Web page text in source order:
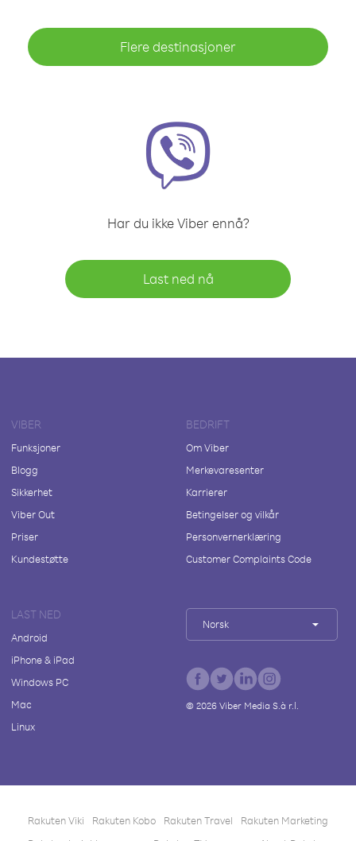
Flere destinasjoner
Har du ikke Viber ennå?
Last ned nå
VIBER
Funksjoner
Blogg
Sikkerhet
Viber Out
Priser
Kundestøtte
BEDRIFT
Om Viber
Merkevaresenter
Karrierer
Betingelser og vilkår
Personvernerklæring
Customer Complaints Code
LAST NED
Android
iPhone & iPad
Windows PC
Mac
Linux
Norsk
© 2026Viber Media S.à r.l.
Rakuten Viki Rakuten Kobo Rakuten Travel
Rakuten Marketing